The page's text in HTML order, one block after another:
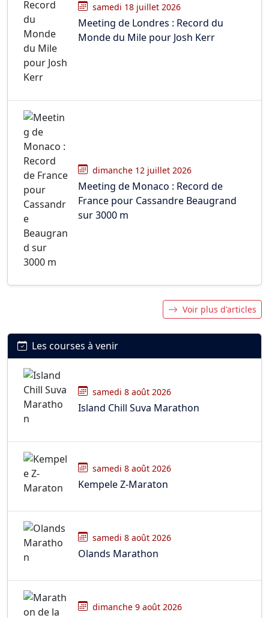
samedi 18 juillet 2026
Meeting de Londres : Record du
Monde du Mile pour Josh Kerr
dimanche 12 juillet 2026
Meeting de Monaco : Record de
France pour Cassandre Beaugrand
sur 3000 m
Voir plus d'articles
Les courses à venir
samedi 8 août 2026
Island Chill Suva Marathon
samedi 8 août 2026
Kempele Z-Maraton
samedi 8 août 2026
Olands Marathon
dimanche 9 août 2026